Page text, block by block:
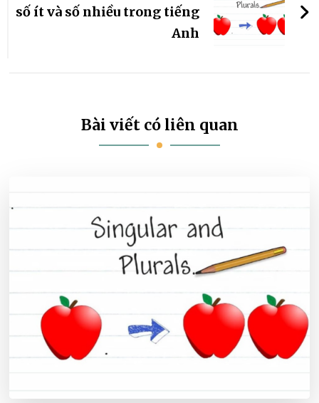
số ít và số nhiều trong tiếng
Anh
Bài viết có liên quan